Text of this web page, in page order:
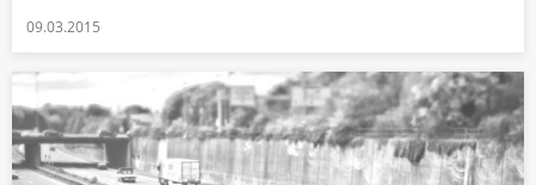
09.03.2015